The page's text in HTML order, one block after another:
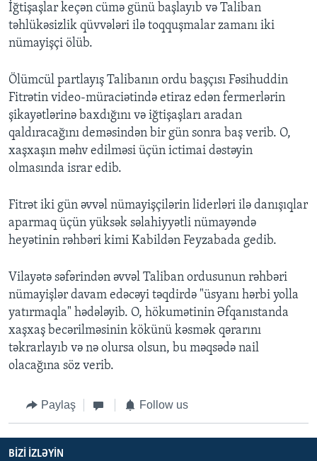
İğtişaşlar keçən cümə günü başlayıb və Taliban
təhlükəsizlik qüvvələri ilə toqquşmalar zamanı iki
nümayişçi ölüb.
Ölümcül partlayış Talibanın ordu başçısı Fəsihuddin
Fitrətin video-müraciətində etiraz edən fermerlərin
şikayətlərinə baxdığını və iğtişaşları aradan
qaldıracağını deməsindən bir gün sonra baş verib. O,
xaşxaşın məhv edilməsi üçün ictimai dəstəyin
olmasında israr edib.
Fitrət iki gün əvvəl nümayişçilərin liderləri ilə danışıqlar
aparmaq üçün yüksək səlahiyyətli nümayəndə
heyətinin rəhbəri kimi Kabildən Feyzabada gedib.
Vilayətə səfərindən əvvəl Taliban ordusunun rəhbəri
nümayişlər davam edəcəyi təqdirdə "üsyanı hərbi yolla
yatırmaqla" hədələyib. O, hökumətinin Əfqanıstanda
xaşxaş becərilməsinin kökünü kəsmək qərarını
təkrarlayıb və nə olursa olsun, bu məqsədə nail
olacağına söz verib.
Paylaş Follow us
BIZI IZLƏYIN